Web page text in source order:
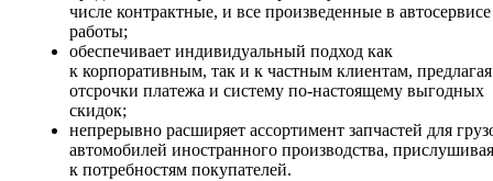
числе контрактные, и все произведенные в автосервисе
работы;
обеспечивает индивидуальный подход как
к корпоративным, так и к частным клиентам, предлагая
отсрочки платежа и систему по-настоящему выгодных
скидок;
непрерывно расширяет ассортимент запчастей для
автомобилей иностранного производства,
к потребностям покупателей.